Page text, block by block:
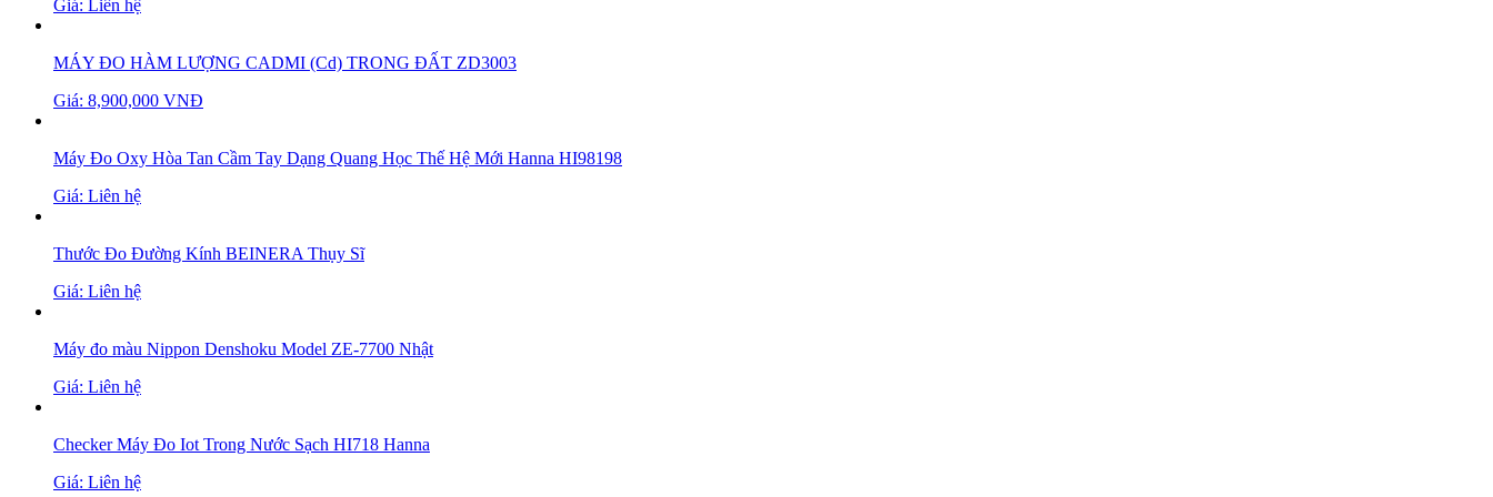
Giá: Liên hệ
MÁY ĐO HÀM LƯỢNG CADMI (Cd) TRONG ĐẤT ZD3003
Giá: 8,900,000 VNĐ
Máy Đo Oxy Hòa Tan Cầm Tay Dạng Quang Học Thế Hệ Mới Hanna HI98198
Giá: Liên hệ
Thước Đo Đường Kính BEINERA Thụy Sĩ
Giá: Liên hệ
Máy đo màu Nippon Denshoku Model ZE-7700 Nhật
Giá: Liên hệ
Checker Máy Đo Iot Trong Nước Sạch HI718 Hanna
Giá: Liên hệ